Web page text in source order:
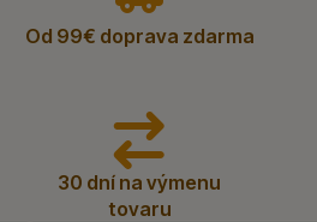
Od 99€ doprava zdarma
30 dní na výmenu
tovaru